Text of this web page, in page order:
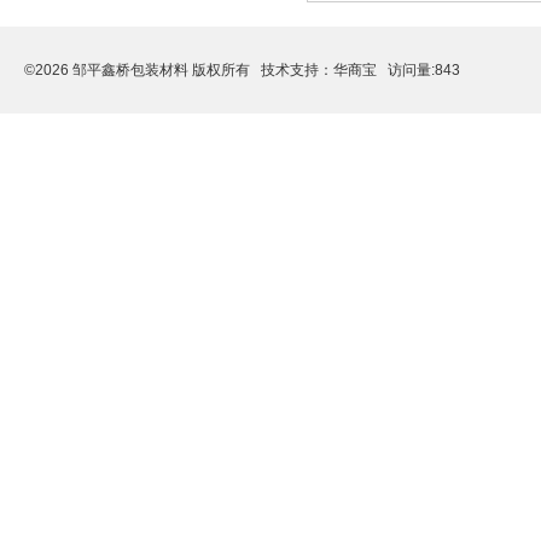
©2026 邹平鑫桥包装材料 版权所有 技术支持： 华商宝 访问量:843